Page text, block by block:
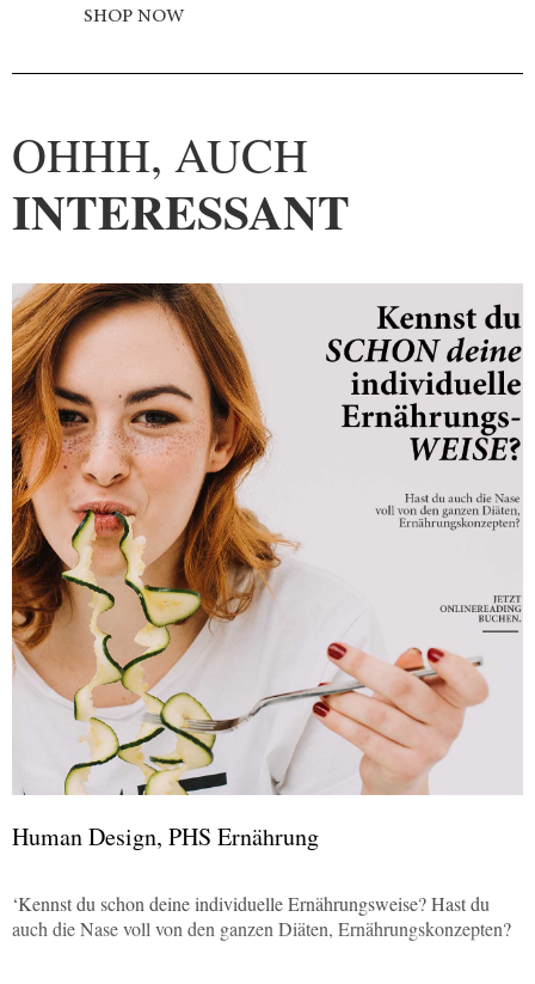
SHOP NOW
OHHH, AUCH
INTERESSANT
Human Design, PHS Ernährung
‘Kennst du schon deine individuelle Ernährungsweise? Hast du
auch die Nase voll von den ganzen Diäten, Ernährungskonzepten?